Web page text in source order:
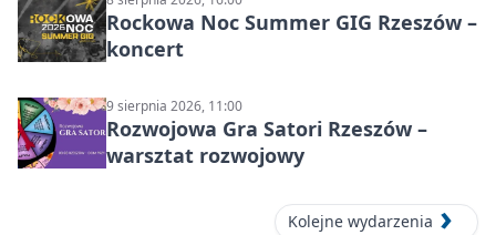
Rockowa Noc Summer GIG Rzeszów –
koncert
9 sierpnia 2026, 11:00
Rozwojowa Gra Satori Rzeszów –
warsztat rozwojowy
Kolejne wydarzenia